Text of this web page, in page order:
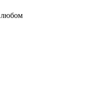
любом